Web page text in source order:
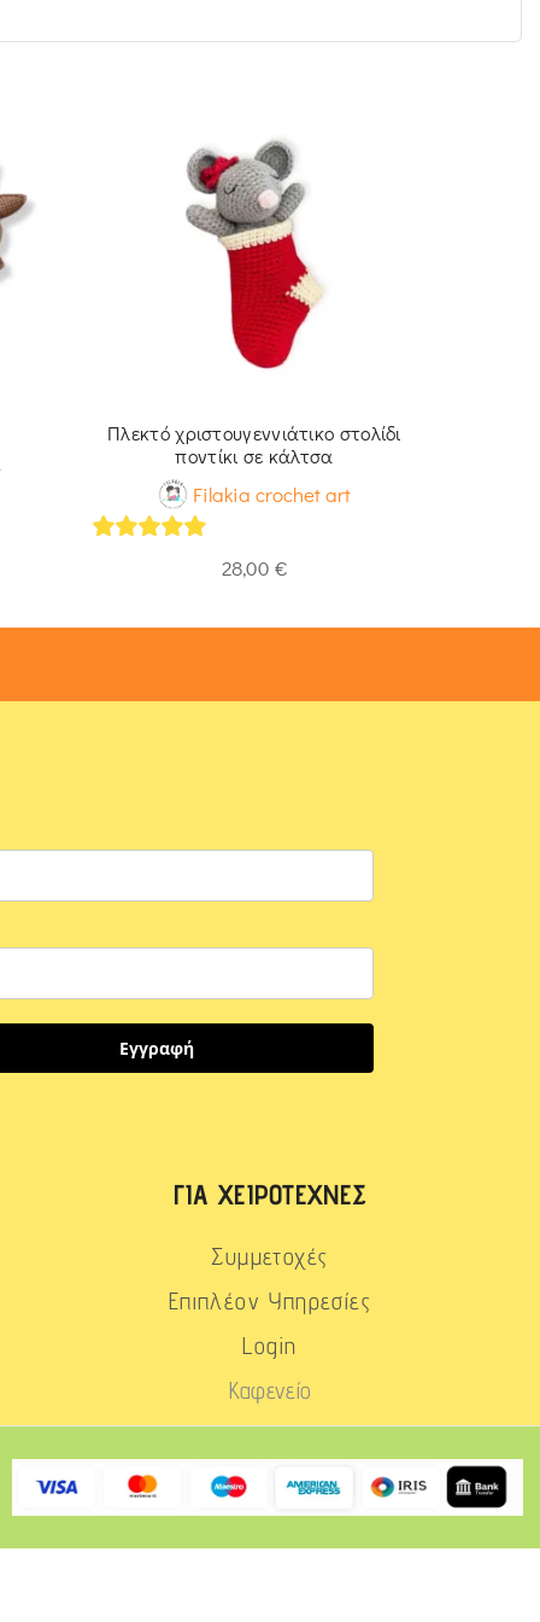
Πλεκτό χριστουγεννιάτικο στολίδι
ποντίκι σε κάλτσα
Filakia crochet art
28,00 €
Εγγραφή
ΓΙΑ ΧΕΙΡΟΤΈΧΝΕΣ
Συμμετοχές
Επιπλέον Υπηρεσίες
Login
Καφενείο